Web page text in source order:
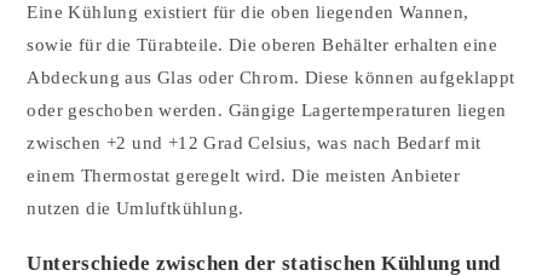
Eine Kühlung existiert für die oben liegenden Wannen,
sowie für die Türabteile. Die oberen Behälter erhalten eine
Abdeckung aus Glas oder Chrom. Diese können aufgeklappt
oder geschoben werden. Gängige Lagertemperaturen liegen
zwischen +2 und +12 Grad Celsius, was nach Bedarf mit
einem Thermostat geregelt wird. Die meisten Anbieter
nutzen die Umluftkühlung.
Unterschiede zwischen der statischen Kühlung und